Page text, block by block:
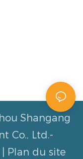
Shangang
Co., Ltd.-
Plan du site